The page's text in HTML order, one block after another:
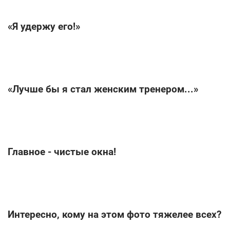
«Я удержу его!»
«Лучше бы я стал женским тренером...»
Главное - чистые окна!
Интересно, кому на этом фото тяжелее всех?